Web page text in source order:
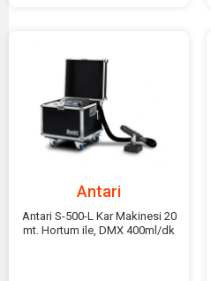
Antari
Antari S-500-L Kar Makinesi 20
mt. Hortum ile, DMX 400ml/dk